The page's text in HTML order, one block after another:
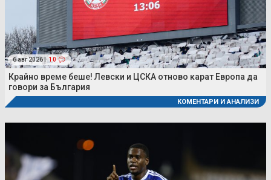
6 авг 2026 | 10
Крайно време беше! Левски и ЦСКА отново карат Европа да
говори за България
КОМЕНТАРИ И АНАЛИЗИ